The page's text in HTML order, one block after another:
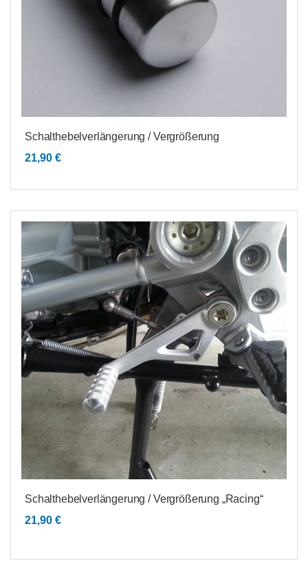
Schalthebelverlängerung / Vergrößerung
21,90 €
Schalthebelverlängerung / Vergrößerung „Racing“
21,90 €